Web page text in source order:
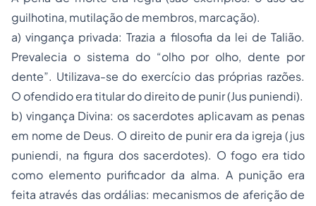
guilhotina, mutilação de membros, marcação).
a) vingança privada: Trazia a filosofia da lei de Talião.
Prevalecia o sistema do “olho por olho, dente por
dente”. Utilizava-se do exercício das próprias razões.
O ofendido era titular do direito de punir (Jus puniendi).
b) vingança Divina: os sacerdotes aplicavam as penas
em nome de Deus. O direito de punir era da igreja (jus
puniendi, na figura dos sacerdotes). O fogo era tido
como elemento purificador da alma. A punição era
feita através das ordálias: mecanismos de aferição de